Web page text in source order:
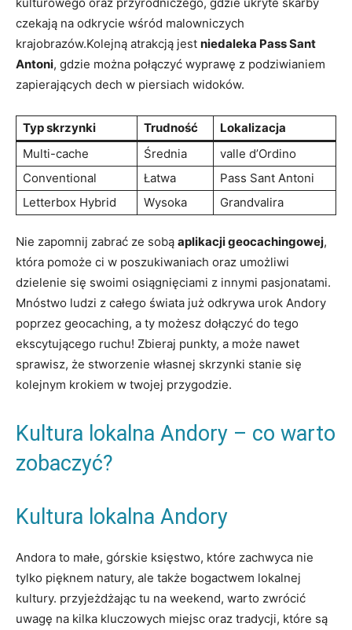
czekają na odkrycie wśród malowniczych
krajobrazów.Kolejną atrakcją jest niedaleka Pass Sant
Antoni, gdzie można połączyć wyprawę z⁢ podziwianiem
zapierających dech w piersiach widoków.
Typ skrzynki Trudność
Lokalizacja
Multi-cache
Średnia
valle d’Ordino
Conventional
Łatwa
Pass Sant Antoni
Letterbox Hybrid
Wysoka Grandvalira
Nie zapomnij zabrać ze​ sobą aplikacji geocachingowej,
która pomoże ci w poszukiwaniach oraz umożliwi
‍dzielenie się swoimi osiągnięciami z innymi pasjonatami.
Mnóstwo ludzi z‍ całego świata już odkrywa urok‌ Andory
poprzez geocaching, a ty możesz dołączyć do tego
ekscytującego ruchu! Zbieraj punkty, a może nawet
sprawisz, że stworzenie własnej skrzynki stanie się
kolejnym krokiem ​w twojej przygodzie.
Kultura lokalna Andory – co warto
zobaczyć?
Kultura lokalna Andory
Andora to małe, ⁣górskie​ księstwo, które zachwyca nie
tylko pięknem natury, ale także bogactwem lokalnej
kultury. przyjeżdżając tu na weekend, warto zwrócić
uwagę ‍na kilka ⁤kluczowych miejsc oraz tradycji, które są